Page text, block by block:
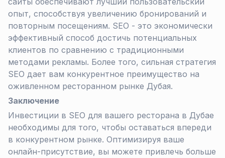
опыт, способствуя увеличению бронирований и
повторным посещениям. SEO - это экономически
эффективный способ достичь потенциальных
клиентов по сравнению с традиционными
методами рекламы. Более того, сильная стратегия
SEO дает вам конкурентное преимущество на
оживленном ресторанном рынке Дубая.
Заключение
Инвестиции в SEO для вашего ресторана в Дубае
необходимы для того, чтобы оставаться впереди
в конкурентном рынке. Оптимизируя ваше
онлайн-присутствие, вы можете привлечь больше